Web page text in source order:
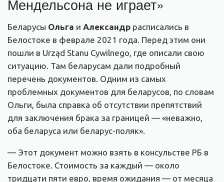
Мендельсона не играет»
Беларусы Ольга и Александр расписались в
Белостоке в феврале 2021 года. Перед этим они
пошли в Urząd Stanu Cywilnego, где описали свою
ситуацию. Там беларусам дали подробный
перечень документов. Одним из самых
проблемных документов для беларусов, по словам
Ольги, была справка об отсутствии препятствий
для заключения брака за границей — «неважно,
оба беларуса или беларус-поляк».
— Этот документ можно взять в консульстве РБ в
Белостоке. Стоимость за каждый — около
тридцати пяти евро, время ожидания — от месяца